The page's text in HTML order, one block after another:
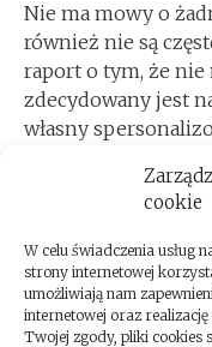
cookie
W celu świadczenia usług
strony internetowej
umożliwiają nam
internetowej oraz
Twojej zgody, pliki cookies
Nie ma mowy o
również nie są
raport o tym, że nie
zdecydowany jest
własny
Szczegóły są
spotkania.
gwarantuje wysoką
pracy. Realizacja od
ARTYKUŁ